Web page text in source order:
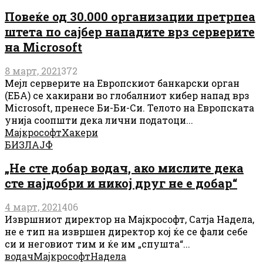
Повеќе од 30.000 организации претрпеа
штета по сајбер нападите врз серверите
на Microsoft
8 март, 2021372
Мејл серверите на Европскиот банкарски орган
(ЕБА) се хакирани во глобалниот кибер напад врз
Microsoft, пренесе Би-Би-Си. Телото на Европската
унија соопшти дека лични податоци...
МајкрософтХакери
БИЗЛАЈФ
„Не сте добар водач, ако мислите дека
сте најдобри и никој друг не е добар“
4 март, 2021406
Извршниот директор на Мајкрософт, Сатја Надела,
не е тип на извршен директор кој ќе се фали себе
си и неговиот тим и ќе им „спушта“...
водачМајкрософтНадела